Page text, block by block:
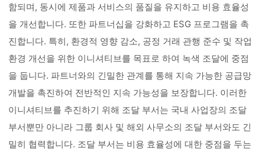
함되며, 동시에 제품과 서비스의 품질을 유지하고 비용 효율성
을 개선합니다. 또한 파트너십을 강화하고 ESG 프로그램을 촉
진합니다. 특히, 환경적 영향 감소, 공정 거래 관행 준수 및 작업
환경 개선을 위한 이니셔티브를 목표로 하여 녹색 조달에 중점
을 둡니다. 파트너와의 긴밀한 관계를 통해 지속 가능한 공급망
개발을 촉진하여 전반적인 지속 가능성을 보장합니다. 이러한
이니셔티브를 추진하기 위해 조달 부서는 국내 사업장의 조달
부서뿐만 아니라 그룹 회사 및 해외 사무소의 조달 부서와도 긴
밀히 협력합니다. 조달 부서는 비용 효율성에 대한 중점을 두는